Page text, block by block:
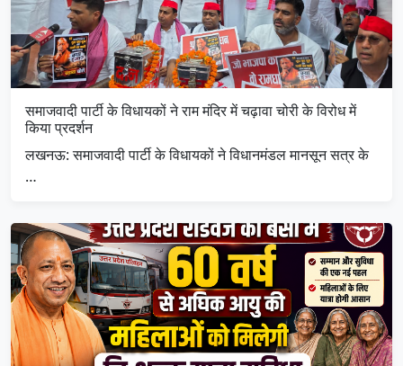
समाजवादी पार्टी के विधायकों ने राम मंदिर में चढ़ावा चोरी के विरोध में
किया प्रदर्शन
लखनऊ: समाजवादी पार्टी के विधायकों ने विधानमंडल मानसून सत्र के
…